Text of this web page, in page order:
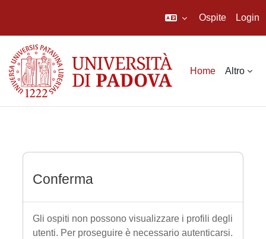
Ospite Login
Home Altro
Conferma
Gli ospiti non possono visualizzare i profili degli
utenti. Per proseguire è necessario autenticarsi.